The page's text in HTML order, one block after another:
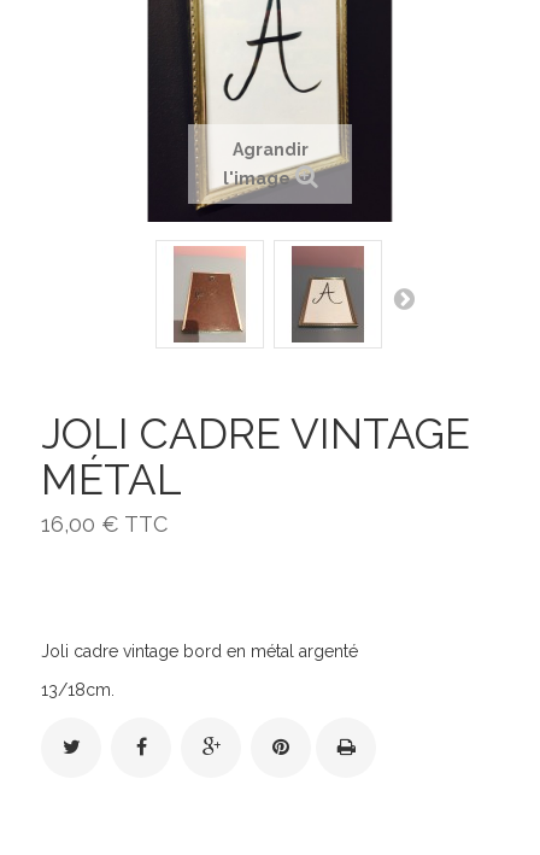
Agrandir
l'image
JOLI CADRE VINTAGE
MÉTAL
16,00 € TTC
Joli cadre vintage bord en métal argenté
13/18cm.